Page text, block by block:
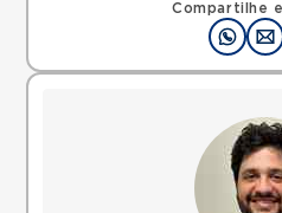
Compartilhe